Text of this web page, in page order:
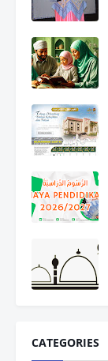
CATEGORIES